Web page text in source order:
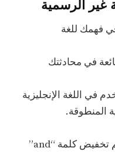
فهمك للغة
الـ 11 الشائعة في محادثتك
في اللغة الإنجليزية
المنطوقة.
في اللغة الإنجليزية المنطوقة، يتم تخفيض كلمة “and”